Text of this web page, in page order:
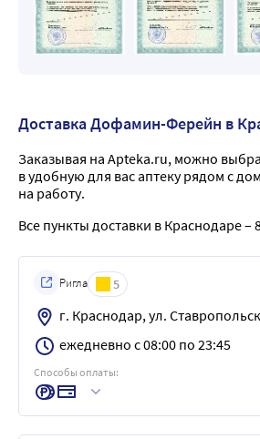
Доставка Дофамин-Ферейн в
Заказывая на Apteka.ru, можно
в удобную для вас аптеку рядом с
на работу.
Все пункты доставки в Краснодаре –
Ригла 5
г. Краснодар, ул.
ежедневно с 08:00 по 23:45
Способы оплаты: